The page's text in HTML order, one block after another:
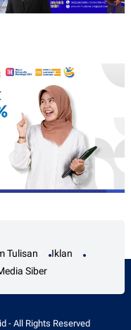
Tulisan
Iklan
Siber
- All Rights Reserved